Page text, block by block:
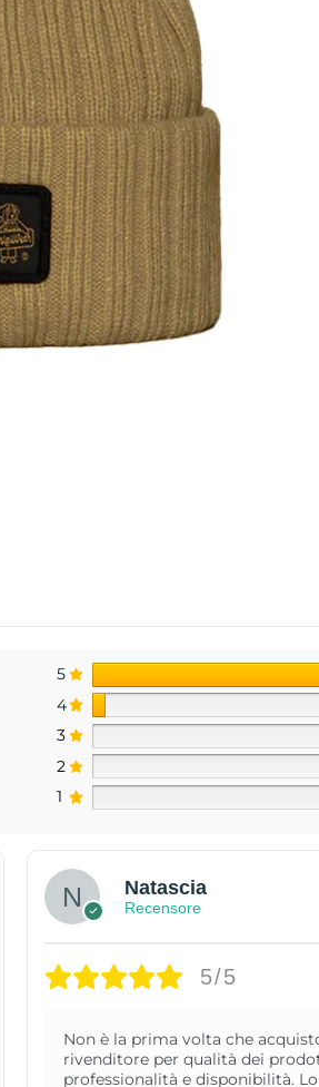
5
4
3
2
1
Natascia
Recensore
5/5
Non è la prima volta che
rivenditore per qualità dei
professionalità e disponibilità.